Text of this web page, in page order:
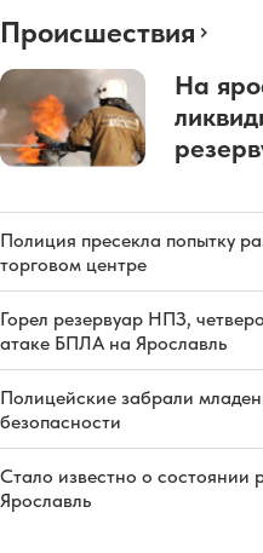
Происшествия
На
Полиция пресекла попытку
торговом центре
Горел резервуар НПЗ,
атаке БПЛА на Ярославль
Полицейские забрали
безопасности
Стало известно о
Ярославль